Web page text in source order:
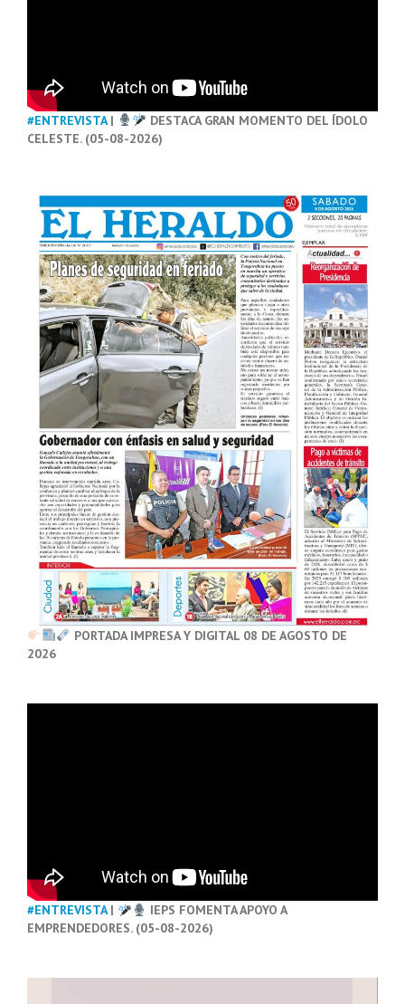
#ENTREVISTA|
DESTACA GRAN MOMENTO DEL ÍDOLO
CELESTE. (05-08-2026)
PORTADA IMPRESA Y DIGITAL 08 DE AGOSTO DE
2026
#ENTREVISTA|
IEPS FOMENTA APOYO A
EMPRENDEDORES. (05-08-2026)